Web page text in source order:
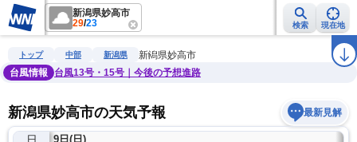
新潟県妙高市
29/23 検索 現在地
雨雲レーダー 台風情報 地震情報 ラ
トップ 中部 新潟県
新潟県妙高市
台風情報
台風13号・15号｜今後の予想進路
新潟県妙高市の天気予報 最新見解
日
9日(日)